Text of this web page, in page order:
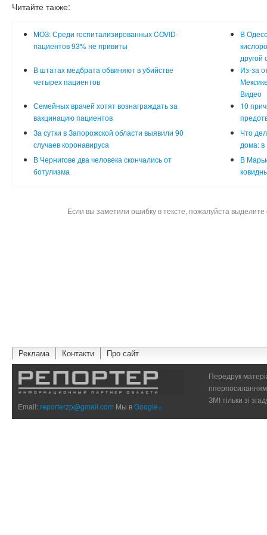
Читайте также:
МОЗ: Среди госпитализированных COVID-
пациентов 93% не привиты
В
другой
В штатах медбрата обвиняют в убийстве
четырех пациентов
Из-за
Видео
Семейных врачей хотят вознаграждать за
вакцинацию пациентов
10
За сутки в Запорожской области выявили 90
случаев коронавируса
Что
дома:
В Чернигове два человека скончались от
ботулизма
В
Если вы заметили ошибку в тексте, пожалуйста
Реклама Контакти Про сайт
Email:reporterzp@gmail.com Мы вGoogle+
Передрук
ЗМІ тільки зі